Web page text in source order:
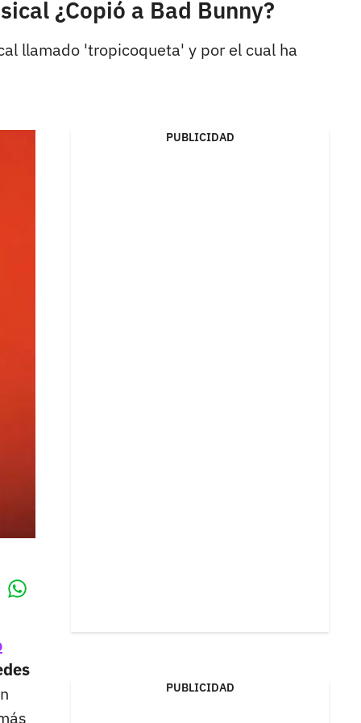
¿Copió a Bad Bunny?
llamado 'tropicoqueta' y por el cual ha
PUBLICIDAD
PUBLICIDAD